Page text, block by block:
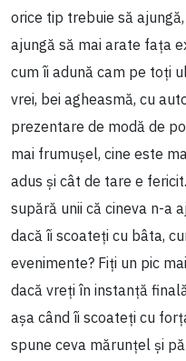
orice tip trebuie să
ajungă să mai arate fața
cum îi adună cam pe toți
vrei, bei agheasmă, cu
prezentare de modă de
mai frumușel, cine este
adus și cât de tare e
supără unii că cineva n-a
dacă îi scoateți cu bâta,
evenimente? Fiți un pic
dacă vreți în instanță
așa când îi scoateți cu
spune ceva mărunțel și